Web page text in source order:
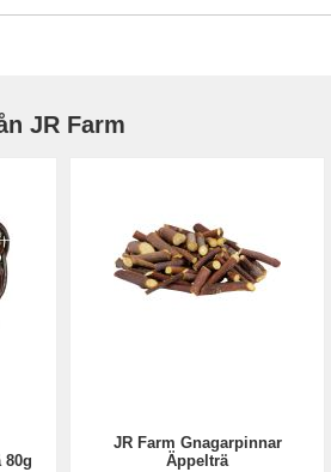
JR Farm
80g
JR Farm Gnagarpinnar
Äppelträ